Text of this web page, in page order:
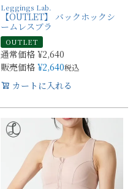
Leggings Lab.
【OUTLET】 バックホックシ
ームレスブラ
OUTLET
通常価格 ¥2,640
販売価格 ¥2,640税込
カートに入れる